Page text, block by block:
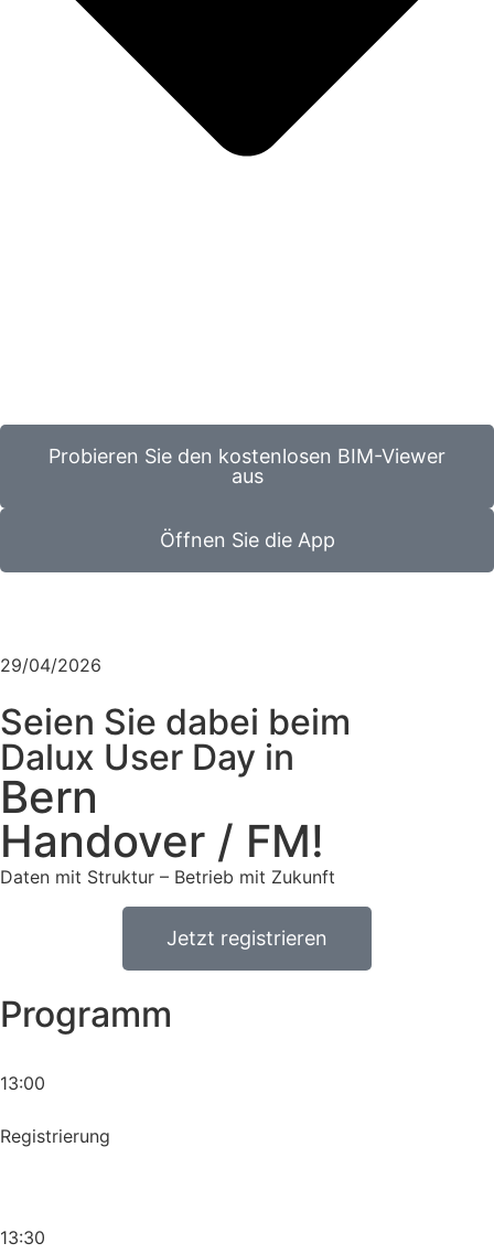
Probieren Sie den kostenlosen BIM-Viewer
aus
Öffnen Sie die App
29/04/2026
Seien Sie dabei beim
Dalux User Day in
Bern
Handover / FM!
Daten mit Struktur – Betrieb mit Zukunft
Jetzt registrieren
Programm
13:00
Registrierung
13:30